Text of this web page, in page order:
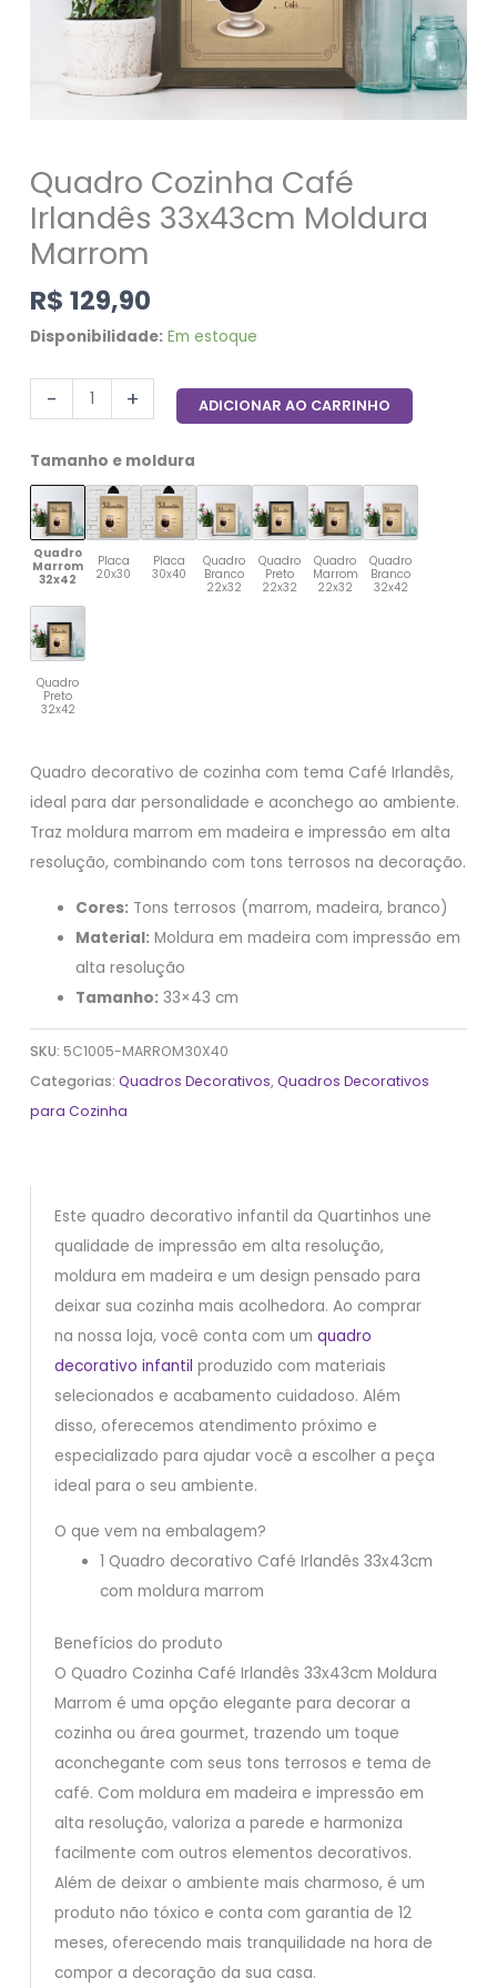
Quadro Cozinha Café
Irlandês 33x43cm Moldura
Marrom
R$ 129,90
Disponibilidade: Em estoque
- + ADICIONAR AO CARRINHO
Tamanho e moldura
Quadro
Marrom
32x42
Placa
20x30
Placa
30x40
Quadro
Branco
22x32
Quadro
Preto
22x32
Quadro
Marrom
22x32
Quadro
Branco
32x42
Quadro
Preto
32x42
Quadro decorativo de cozinha com tema Café Irlandês,
ideal para dar personalidade e aconchego ao ambiente.
Traz moldura marrom em madeira e impressão em alta
resolução, combinando com tons terrosos na decoração.
Cores: Tons terrosos (marrom, madeira, branco)
Material: Moldura em madeira com impressão em
alta resolução
Tamanho: 33×43 cm
SKU: 5C1005-MARROM30X40
Categorias:Quadros Decorativos,Quadros Decorativos
para Cozinha
Este quadro decorativo infantil da Quartinhos une
qualidade de impressão em alta resolução,
moldura em madeira e um design pensado para
deixar sua cozinha mais acolhedora. Ao comprar
na nossa loja, você conta com um quadro
decorativo infantil produzido com materiais
selecionados e acabamento cuidadoso. Além
disso, oferecemos atendimento próximo e
especializado para ajudar você a escolher a peça
ideal para o seu ambiente.
O que vem na embalagem?
1 Quadro decorativo Café Irlandês 33x43cm
com moldura marrom
Benefícios do produto
O Quadro Cozinha Café Irlandês 33x43cm Moldura
Marrom é uma opção elegante para decorar a
cozinha ou área gourmet, trazendo um toque
aconchegante com seus tons terrosos e tema de
café. Com moldura em madeira e impressão em
alta resolução, valoriza a parede e harmoniza
facilmente com outros elementos decorativos.
Além de deixar o ambiente mais charmoso, é um
produto não tóxico e conta com garantia de 12
meses, oferecendo mais tranquilidade na hora de
compor a decoração da sua casa.